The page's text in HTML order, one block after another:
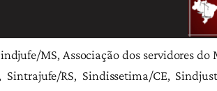
MS, Associação dos servidores do
RS, Sindissetima/CE,